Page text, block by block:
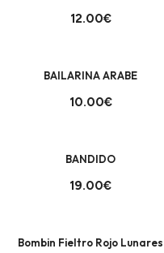
12.00€
BAILARINA ARABE
10.00€
BANDIDO
19.00€
Bombin Fieltro Rojo Lunares